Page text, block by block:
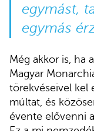
egymást,
egymás
Még akkor is, ha
Magyar
törekvéseivel kel
múltat, és
évente elővenni